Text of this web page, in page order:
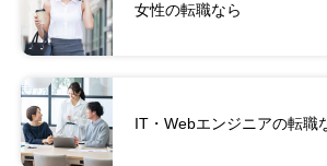
女性の転職なら
IT・Webエンジニアの転職